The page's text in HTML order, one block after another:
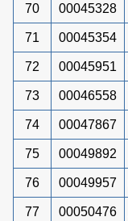
70 00045328
71 00045354
72 00045951
73 00046558
74 00047867
75 00049892
76 00049957
77 00050476